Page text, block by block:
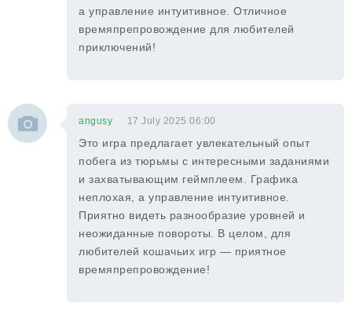
а управление интуитивное. Отличное
времяпрепровождение для любителей
приключений!
angusy 17 July 2025 06:00
Это игра предлагает увлекательный опыт
побега из тюрьмы с интересными заданиями
и захватывающим геймплеем. Графика
неплохая, а управление интуитивное.
Приятно видеть разнообразие уровней и
неожиданные повороты. В целом, для
любителей кошачьих игр — приятное
времяпрепровождение!